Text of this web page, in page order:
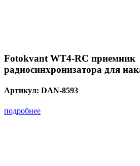
Fotokvant WT4-RC приемник
радиосинхронизатора для
Артикул: DAN-8593
подробнее